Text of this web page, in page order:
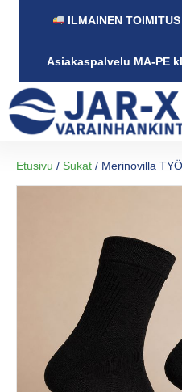
ILMAINEN
Asiakaspalvelu MA-PE
Etusivu / Sukat / Merinovilla